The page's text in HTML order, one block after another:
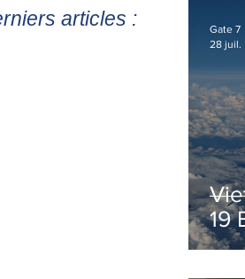
articles :
19
Gate 7
28 juil.